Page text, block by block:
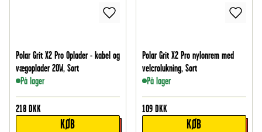
Polar Grit X2 Pro Oplader - kabel og
vægoplader 20W, Sort
På lager
218 DKK
KØB
Polar Grit X2 Pro nylonrem med
velcrolukning, Sort
På lager
109 DKK
KØB